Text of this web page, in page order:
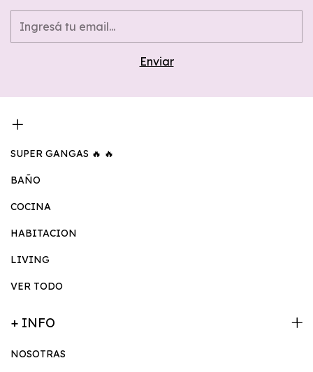
SUPER GANGAS 🔥 🔥
BAÑO
COCINA
HABITACION
LIVING
VER TODO
+ INFO
NOSOTRAS